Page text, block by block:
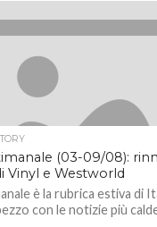
(03-09/08):
Vinyl e Westworld
è la rubrica estiva di
con le notizie più